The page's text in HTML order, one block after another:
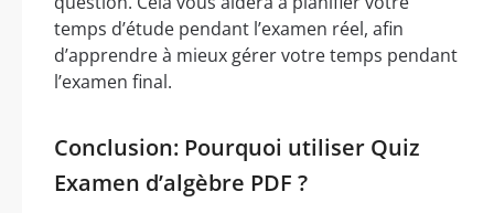
temps d’étude pendant l’examen réel, afin
d’apprendre à mieux gérer votre temps pendant
l’examen final.
Conclusion: Pourquoi utiliser Quiz
Examen d’algèbre PDF ?